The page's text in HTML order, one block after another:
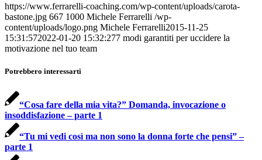
https://www.ferrarelli-coaching.com/wp-content/uploads/carota-
bastone.jpg 667 1000 Michele Ferrarelli /wp-
content/uploads/logo.png Michele Ferrarelli2015-11-25
15:31:572022-01-20 15:32:277 modi garantiti per uccidere la
motivazione nel tuo team
Potrebbero interessarti
“Cosa fare della mia vita?” Domanda, invocazione o
insoddisfazione – parte 1
“Tu mi vedi così ma non sono la donna forte che pensi” –
parte 1